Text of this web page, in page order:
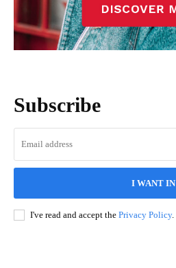
Subscribe
I WANT IN
I've read and accept the Privacy Policy.